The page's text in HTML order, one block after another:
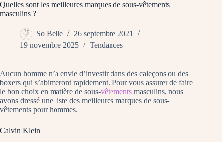
Quelles sont les meilleures marques de sous-vêtements
masculins ?
So Belle
26 septembre 2021
19 novembre 2025
Tendances
Aucun homme n’a envie d’investir dans des caleçons ou des
boxers qui s’abimeront rapidement. Pour vous assurer de faire
le bon choix en matière de sous-vêtements masculins, nous
avons dressé une liste des meilleures marques de sous-
vêtements pour hommes.
Calvin Klein